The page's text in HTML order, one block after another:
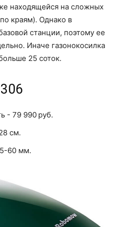
находящейся на сложных
краям). Однако в
станции, поэтому ее
Иначе газонокосилка
25 соток.
- 79 990 руб.
см.
60 мм.